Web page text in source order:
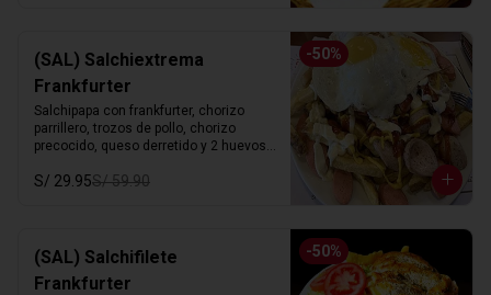
-50%
(SAL) Salchiextrema
Frankfurter
Salchipapa con frankfurter, chorizo
parrillero, trozos de pollo, chorizo
precocido, queso derretido y 2 huevos
S/ 29.95S/ 59.90
-50%
(SAL) Salchifilete
Frankfurter